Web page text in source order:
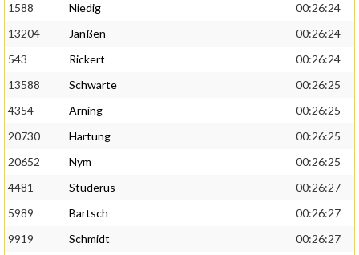
1588
Niedig
00:26:24
13204
Janßen
00:26:24
543
Rickert
00:26:24
13588
Schwarte
00:26:25
4354
Arning
00:26:25
20730
Hartung
00:26:25
20652
Nym
00:26:25
4481
Studerus
00:26:27
5989
Bartsch
00:26:27
9919
Schmidt
00:26:27